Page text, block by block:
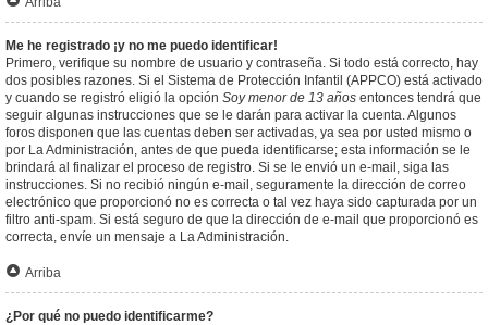
Me he registrado ¡y no me puedo identificar!
Primero, verifique su nombre de usuario y contraseña. Si todo está correcto, hay
dos posibles razones. Si el Sistema de Protección Infantil (APPCO) está activado
y cuando se registró eligió la opción Soy menor de 13 años entonces tendrá que
seguir algunas instrucciones que se le darán para activar la cuenta. Algunos
foros disponen que las cuentas deben ser activadas, ya sea por usted mismo o
por La Administración, antes de que pueda identificarse; esta información se le
brindará al finalizar el proceso de registro. Si se le envió un e-mail, siga las
instrucciones. Si no recibió ningún e-mail, seguramente la dirección de correo
electrónico que proporcionó no es correcta o tal vez haya sido capturada por un
filtro anti-spam. Si está seguro de que la dirección de e-mail que proporcionó es
correcta, envíe un mensaje a La Administración.
Arriba
¿Por qué no puedo identificarme?